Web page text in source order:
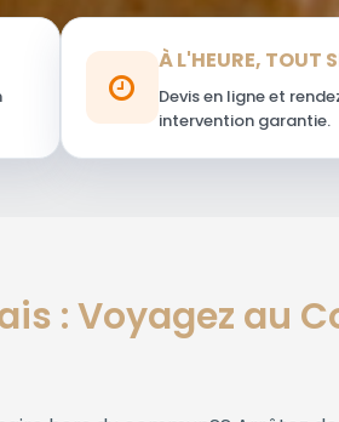
À L'HEURE, TOUT
Devis en ligne et
intervention garantie.
: Voyagez au